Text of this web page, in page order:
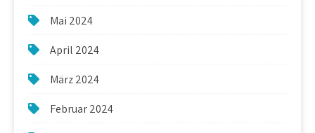
Mai 2024
April 2024
März 2024
Februar 2024